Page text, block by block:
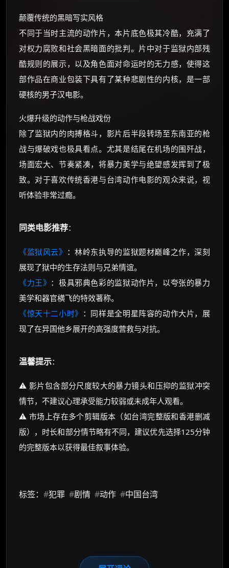
颠覆传统的黑暗写实风格
不同于当时主流的动作片，本片底色极其冷酷，充满了
对权力腐败和社会黑暗面的批判。片中对于监狱内部残
酷规则的展示，以及角色面对命运时的无力感，使得这
部作品在商业包装下具有了某种悲剧性的内核，是一部
硬核的男子汉电影。
火爆升级的动作与枪战戏份
除了监狱内的肉搏格斗，影片后半段转场至东南亚的枪
战与爆破戏也极具看点。尤其是结尾在机场的围歼战，
场面宏大、节奏紧凑，将暴力美学与绝望感发挥到了极
致。对于喜欢传统香港与台湾动作电影的观众来说，视
听体验非常过瘾。
同类电影推荐：
《监狱风云》 ：林岭东执导的监狱题材巅峰之作，深刻
展现了狱中的生存法则与兄弟情谊。
《力王》 ：极具邪典色彩的监狱动作片，以夸张的暴力
美学和器官横飞的特效著称。
《惊天十二小时》 ：同样是全明星阵容的动作大片，展
现了在异国他乡展开的高强度营救与对抗。
温馨提示：
⚠️ 影片包含部分尺度较大的暴力镜头和压抑的监狱冲突
情节，不建议心理承受能力较弱或未成年人观看。
⚠️ 市场上存在多个剪辑版本（如台湾完整版和香港删减
版），时长和部分情节略有不同，建议优先选择125分钟
的完整版本以获得最佳叙事体验。
标签： #犯罪 #剧情 #动作 #中国台湾